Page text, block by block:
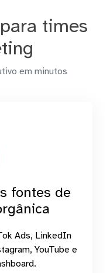
times
em minutos
fontes de
Ads, LinkedIn
YouTube e